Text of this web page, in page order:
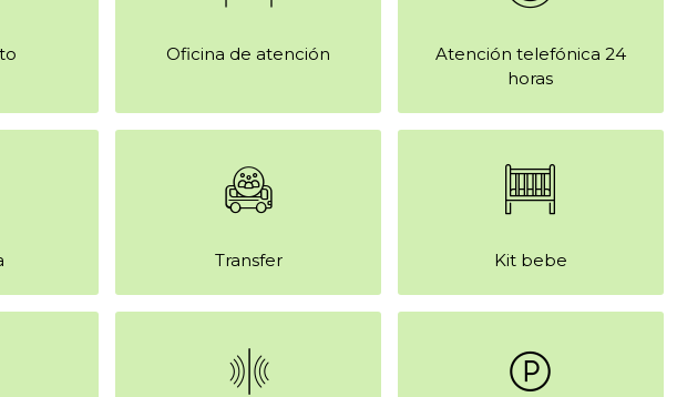
Oficina de atención
Atención telefónica 24
horas
Transfer Kit bebe